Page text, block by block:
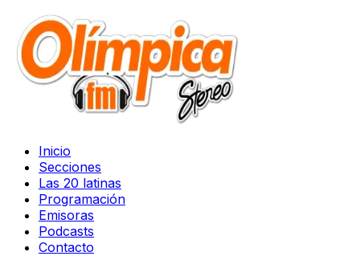
Inicio
Secciones
Las 20 latinas
Programación
Emisoras
Podcasts
Contacto